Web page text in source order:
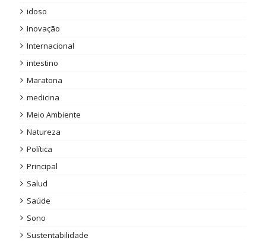
idoso
Inovação
Internacional
intestino
Maratona
medicina
Meio Ambiente
Natureza
Política
Principal
Salud
Saúde
Sono
Sustentabilidade